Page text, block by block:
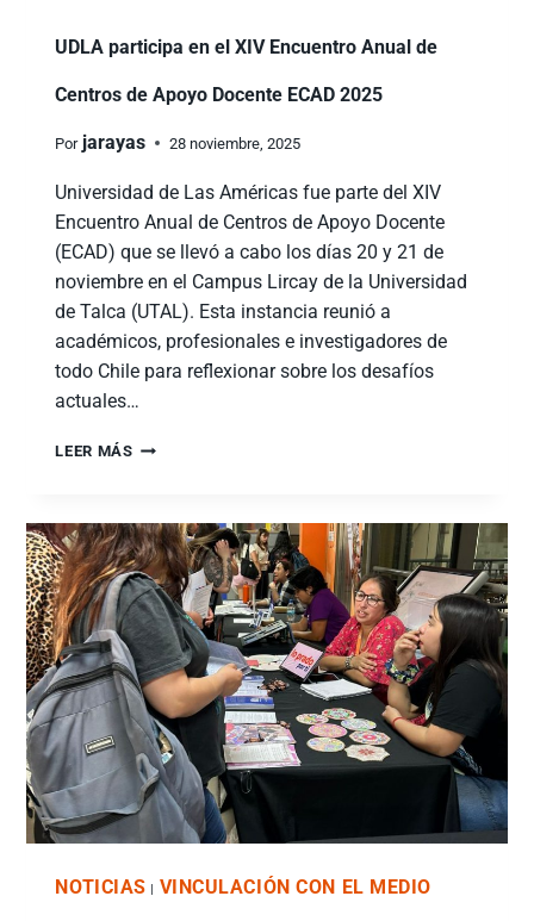
UDLA participa en el XIV Encuentro Anual de
Centros de Apoyo Docente ECAD 2025
Por jarayas 28 noviembre, 2025
Universidad de Las Américas fue parte del XIV
Encuentro Anual de Centros de Apoyo Docente
(ECAD) que se llevó a cabo los días 20 y 21 de
noviembre en el Campus Lircay de la Universidad
de Talca (UTAL). Esta instancia reunió a
académicos, profesionales e investigadores de
todo Chile para reflexionar sobre los desafíos
actuales…
LEER MÁS
NOTICIAS VINCULACIÓN CON EL MEDIO